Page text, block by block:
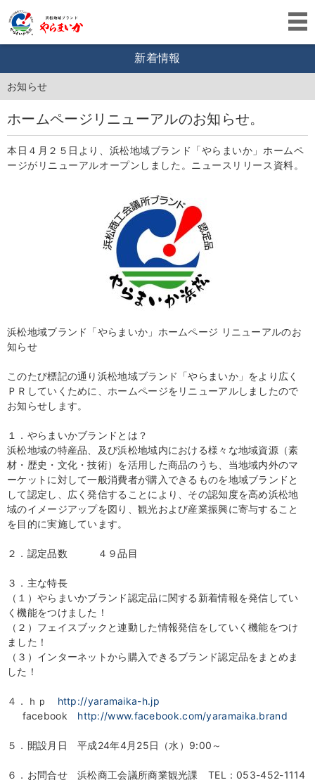
新着情報
お知らせ
ホームページリニューアルのお知らせ。
本日４月２５日より、浜松地域ブランド「やらまいか」ホームペ
ージがリニューアルオープンしました。ニュースリリース資料。
浜松地域ブランド「やらまいか」ホームページ リニューアルのお
知らせ
このたび標記の通り浜松地域ブランド「やらまいか」をより広く
ＰＲしていくために、ホームページをリニューアルしましたので
お知らせします。
１．やらまいかブランドとは？
浜松地域の特産品、及び浜松地域内における様々な地域資源（素
材・歴史・文化・技術）を活用した商品のうち、当地域内外のマ
ーケットに対して一般消費者が購入できるものを地域ブランドと
して認定し、広く発信することにより、その認知度を高め浜松地
域のイメージアップを図り、観光および産業振興に寄与すること
を目的に実施しています。
２．認定品数 ４９品目
３．主な特長
（１）やらまいかブランド認定品に関する新着情報を発信してい
く機能をつけました！
（２）フェイスブックと連動した情報発信をしていく機能をつけ
ました！
（３）インターネットから購入できるブランド認定品をまとめま
した！
４．ｈｐ http://yaramaika-h.jp
facebook http://www.facebook.com/yaramaika.brand
５．開設月日 平成24年4月25日（水）9:00～
６．お問合せ 浜松商工会議所商業観光課 TEL：053-452-1114